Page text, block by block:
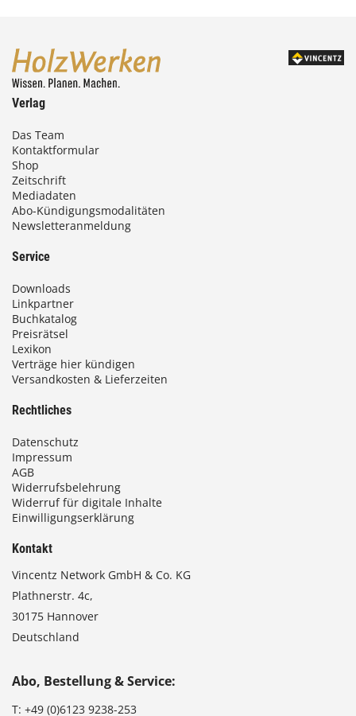
Verlag
Das Team
Kontaktformular
Shop
Zeitschrift
Mediadaten
Abo-Kündigungsmodalitäten
Newsletteranmeldung
Service
Downloads
Linkpartner
Buchkatalog
Preisrätsel
Lexikon
Verträge hier kündigen
Versandkosten & Lieferzeiten
Rechtliches
Datenschutz
Impressum
AGB
Widerrufsbelehrung
Widerruf für digitale Inhalte
Einwilligungserklärung
Kontakt
Vincentz Network GmbH & Co. KG
Plathnerstr. 4c,
30175 Hannover
Deutschland
Abo, Bestellung & Service:
T: +49 (0)6123 9238-253